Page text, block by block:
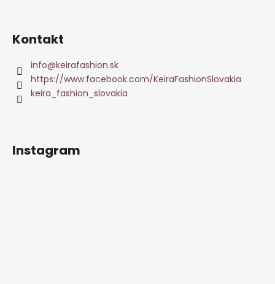
Kontakt
info@keirafashion.sk
https://www.facebook.com/KeiraFashionSlovakia
keira_fashion_slovakia
Instagram